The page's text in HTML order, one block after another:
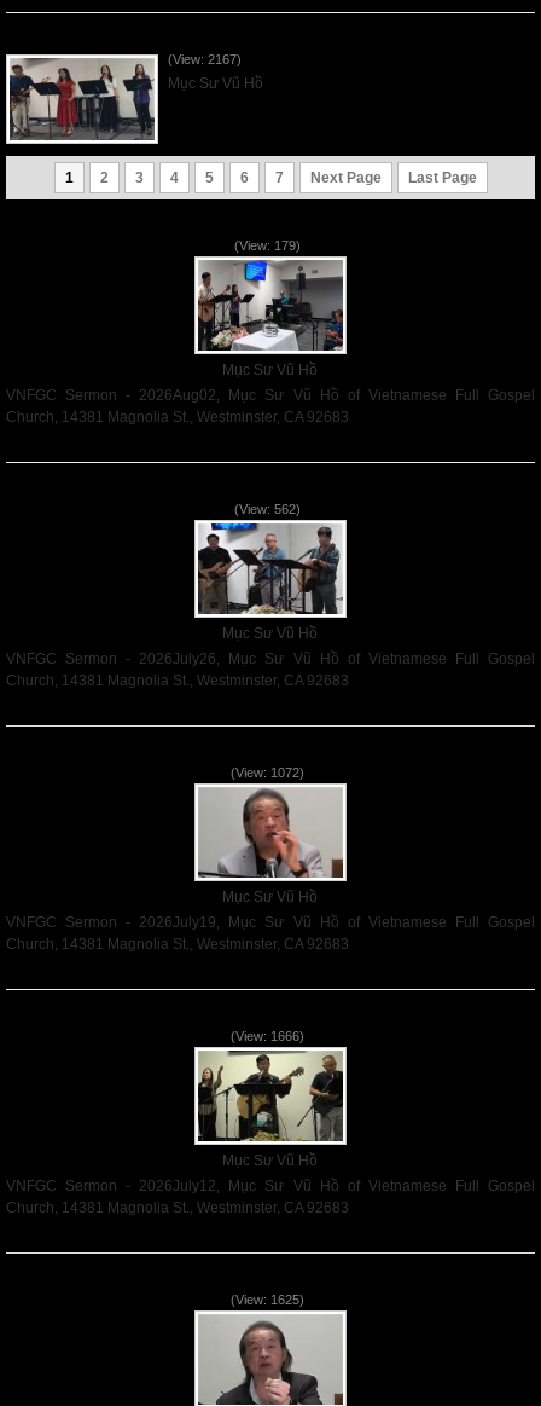
(View: 2167)
Mục Sư Vũ Hồ
1 2 3 4 5 6 7 Next Page Last Page
(View: 179)
Mục Sư Vũ Hồ
VNFGC Sermon - 2026Aug02, Mục Sư Vũ Hồ of Vietnamese Full Gospel
Church, 14381 Magnolia St., Westminster, CA 92683
(View: 562)
Mục Sư Vũ Hồ
VNFGC Sermon - 2026July26, Mục Sư Vũ Hồ of Vietnamese Full Gospel
Church, 14381 Magnolia St., Westminster, CA 92683
(View: 1072)
Mục Sư Vũ Hồ
VNFGC Sermon - 2026July19, Mục Sư Vũ Hồ of Vietnamese Full Gospel
Church, 14381 Magnolia St., Westminster, CA 92683
(View: 1666)
Mục Sư Vũ Hồ
VNFGC Sermon - 2026July12, Mục Sư Vũ Hồ of Vietnamese Full Gospel
Church, 14381 Magnolia St., Westminster, CA 92683
(View: 1625)